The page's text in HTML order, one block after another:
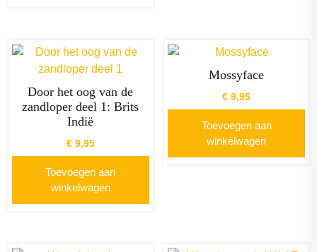
Door het oog van de
zandloper deel 1: Brits
Indië
€9,95
Toevoegen aan
winkelwagen
Mossyface
€ 9,95
Toevoegen aan
winkelwagen